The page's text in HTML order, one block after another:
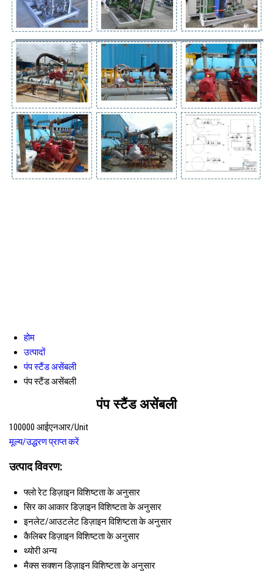
होम
उत्पादों
पंप स्टैंड असेंबली
पंप स्टैंड असेंबली
पंप स्टैंड असेंबली
100000 आईएनआर/Unit
मूल्य/उद्धरण प्राप्त करें
उत्पाद विवरण:
फ्लो रेटडिज़ाइन विशिष्टता के अनुसार
सिर का आकारडिज़ाइन विशिष्टता के अनुसार
इनलेट/आउटलेटडिज़ाइन विशिष्टता के अनुसार
कैलिबरडिज़ाइन विशिष्टता के अनुसार
थ्योरीअन्य
मैक्स सक्शनडिज़ाइन विशिष्टता के अनुसार